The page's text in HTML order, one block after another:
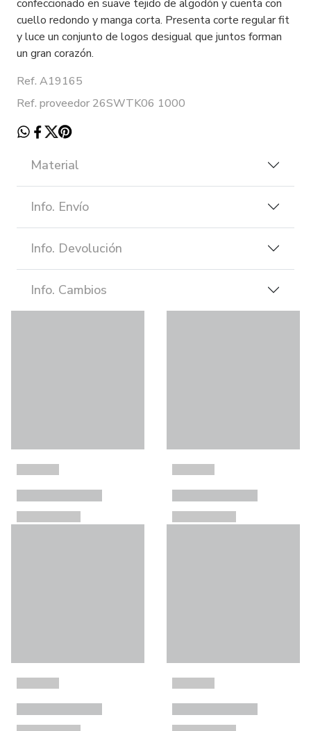
confeccionado en suave tejido de algodón y cuenta con
cuello redondo y manga corta. Presenta corte regular fit
y luce un conjunto de logos desigual que juntos forman
un gran corazón.
Ref. A19165
Ref. proveedor 26SWTK06 1000
Material
Info. Envío
Info. Devolución
Info. Cambios